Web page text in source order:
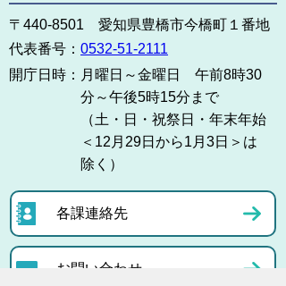
〒440-8501 愛知県豊橋市今橋町１番地
代表番号： 0532-51-2111
開庁日時： 月曜日～金曜日 午前8時30
分～午後5時15分まで
（土・日・祝祭日・年末年始
＜12月29日から1月3日＞は
除く）
各課連絡先
お問い合わせ